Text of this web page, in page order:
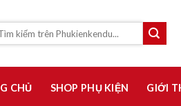
CHỦ SHOP PHỤ KIỆN GIỚI